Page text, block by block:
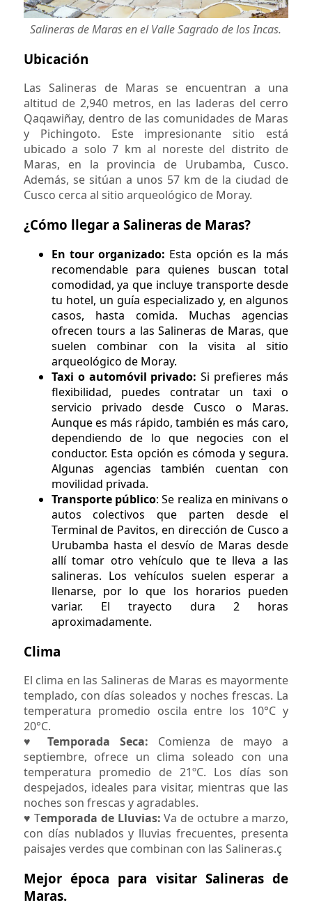
Salineras de Maras en el Valle Sagrado de los Incas.
Ubicación
Las Salineras de Maras se encuentran a una
altitud de 2,940 metros, en las laderas del cerro
Qaqawiñay, dentro de las comunidades de Maras
y Pichingoto. Este impresionante sitio está
ubicado a solo 7 km al noreste del distrito de
Maras, en la provincia de Urubamba, Cusco.
Además, se sitúan a unos 57 km de la ciudad de
Cusco cerca al sitio arqueológico de Moray.
¿Cómo llegar a Salineras de Maras?
En tour organizado: Esta opción es la más
recomendable para quienes buscan total
comodidad, ya que incluye transporte desde
tu hotel, un guía especializado y, en algunos
casos, hasta comida. Muchas agencias
ofrecen tours a las Salineras de Maras, que
suelen combinar con la visita al sitio
arqueológico de Moray.
Taxi o automóvil privado: Si prefieres más
flexibilidad, puedes contratar un taxi o
servicio privado desde Cusco o Maras.
Aunque es más rápido, también es más caro,
dependiendo de lo que negocies con el
conductor. Esta opción es cómoda y segura.
Algunas agencias también cuentan con
movilidad privada.
Transporte público: Se realiza en minivans o
autos colectivos que parten desde el
Terminal de Pavitos, en dirección de Cusco a
Urubamba hasta el desvío de Maras desde
allí tomar otro vehículo que te lleva a las
salineras. Los vehículos suelen esperar a
llenarse, por lo que los horarios pueden
variar. El trayecto dura 2 horas
aproximadamente.
Clima
El clima en las Salineras de Maras es mayormente
templado, con días soleados y noches frescas. La
temperatura promedio oscila entre los 10°C y
20°C.
♥ Temporada Seca: Comienza de mayo a
septiembre, ofrece un clima soleado con una
temperatura promedio de 21ºC. Los días son
despejados, ideales para visitar, mientras que las
noches son frescas y agradables.
♥ Temporada de Lluvias: Va de octubre a marzo,
con días nublados y lluvias frecuentes, presenta
paisajes verdes que combinan con las Salineras.ç
Mejor época para visitar Salineras de
Maras.